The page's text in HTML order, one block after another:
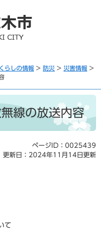
くらしの情報 > 防災 > 災害情報 >
線の放送内容
ページID：0025439
更新日：2024年11月14日更新
て